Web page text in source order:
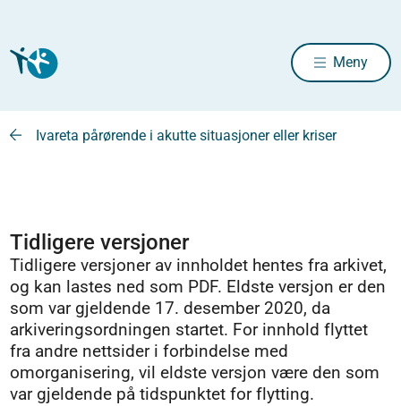
Meny
Ivareta pårørende i akutte situasjoner eller kriser
Tidligere versjoner
Tidligere versjoner av innholdet hentes fra arkivet,
og kan lastes ned som PDF. Eldste versjon er den
som var gjeldende 17. desember 2020, da
arkiveringsordningen startet. For innhold flyttet
fra andre nettsider i forbindelse med
omorganisering, vil eldste versjon være den som
var gjeldende på tidspunktet for flytting.